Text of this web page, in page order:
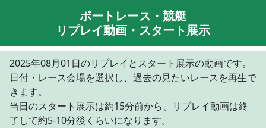
ボートレース・競艇
リプレイ動画・スタート展示
2025年08月01日のリプレイとスタート展示の動画です。
日付・レース会場を選択し、過去の見たいレースを再生で
きます。
当日のスタート展示は約15分前から、リプレイ動画は終
了して約5-10分後くらいになります。